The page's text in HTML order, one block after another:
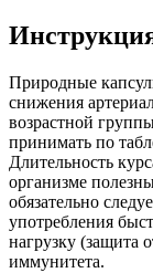
Природные
снижения
возрастной
принимать по
Длительность
организме
обязательно
употребления
нагрузку (защита
иммунитета.